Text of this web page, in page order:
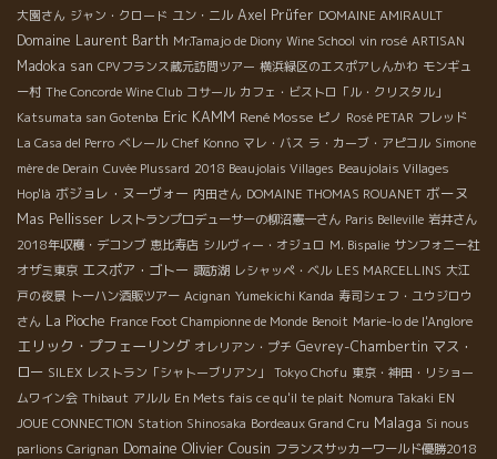
大園さん ジャン・クロード ユン・ニル Axel Prüfer DOMAINE AMIRAULT
Domaine Laurent Barth Mr.Tamajo de Diony Wine School vin rosé ARTISAN
Madoka san CPVフランス蔵元訪問ツアー 横浜緑区のエスポアしんかわ モンギュ
ー村 The Concorde Wine Club コサール カフェ・ビストロ「ル・クリスタル」
Katsumata san Gotenba Eric KAMM René Mosse ピノ Rosé PETAR フレッド
La Casa del Perro ベレール Chef Konno マレ・バス ラ・カーブ・アピコル Simone
mère de Derain Cuvée Plussard 2018 Beaujolais Villages Beaujolais Villages
Hop'là ボジョレ・ヌーヴォー 内田さん DOMAINE THOMAS ROUANET ボーヌ
Mas Pellisser レストランプロデューサーの柳沼憲一さん Paris Belleville 岩井さん
2018年収穫・デコンブ 恵比寿店 シルヴィー・オジュロ M. Bispalie サンフォニー社
オザミ東京 エスポア・ゴトー 諏訪湖 レシャッペ・ベル LES MARCELLINS 大江
戸の夜景 トーハン酒販ツアー Acignan Yumekichi Kanda 寿司シェフ・ユウジロウ
さん La Pioche France Foot Championne de Monde Benoit Marie-lo de l'Anglore
エリック・プフェーリング オレリアン・プチ Gevrey-Chambertin マス・
ロー SILEX レストラン「シャトーブリアン」 Tokyo Chofu 東京・神田・リショー
ムワイン会 Thibaut アルル En Mets fais ce qu'il te plait Nomura Takaki EN
JOUE CONNECTION Station Shinosaka Bordeaux Grand Cru Malaga Si nous
parlions Carignan Domaine Olivier Cousin フランスサッカーワールド優勝2018